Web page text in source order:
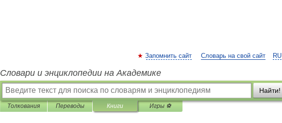
RU
Запомнить сайт Словарь на свой сайт
Словари и энциклопедии на Академике
Найти!
Толкования Переводы Книги Игры ⚽